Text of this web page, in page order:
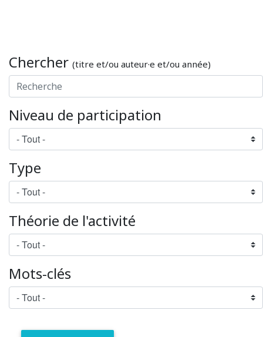
Chercher (titre et/ou auteur·e et/ou année)
Niveau de participation
Type
Théorie de l'activité
Mots-clés